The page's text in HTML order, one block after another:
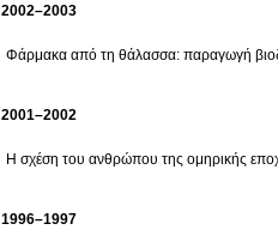
2002–2003
Φάρμακα από τη θάλασσα: παραγωγή
2001–2002
Η σχέση του ανθρώπου της ομηρικής
1996–1997